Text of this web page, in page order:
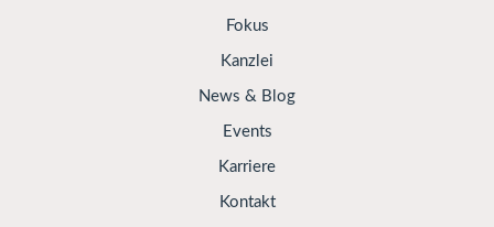
Fokus
Kanzlei
News & Blog
Events
Karriere
Kontakt